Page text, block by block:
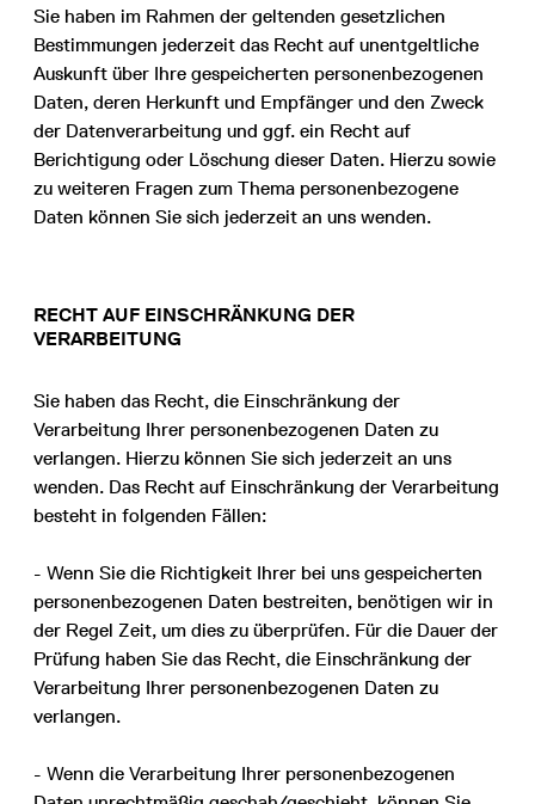
Sie haben im Rahmen der geltenden gesetzlichen
Bestimmungen jederzeit das Recht auf unentgeltliche
Auskunft über Ihre gespeicherten personenbezogenen
Daten, deren Herkunft und Empfänger und den Zweck
der Datenverarbeitung und ggf. ein Recht auf
Berichtigung oder Löschung dieser Daten. Hierzu sowie
zu weiteren Fragen zum Thema personenbezogene
Daten können Sie sich jederzeit an uns wenden.
RECHT AUF EINSCHRÄNKUNG DER
VERARBEITUNG
Sie haben das Recht, die Einschränkung der
Verarbeitung Ihrer personenbezogenen Daten zu
verlangen. Hierzu können Sie sich jederzeit an uns
wenden. Das Recht auf Einschränkung der Verarbeitung
besteht in folgenden Fällen:
- Wenn Sie die Richtigkeit Ihrer bei uns gespeicherten
personenbezogenen Daten bestreiten, benötigen wir in
der Regel Zeit, um dies zu überprüfen. Für die Dauer der
Prüfung haben Sie das Recht, die Einschränkung der
Verarbeitung Ihrer personenbezogenen Daten zu
verlangen.
- Wenn die Verarbeitung Ihrer personenbezogenen